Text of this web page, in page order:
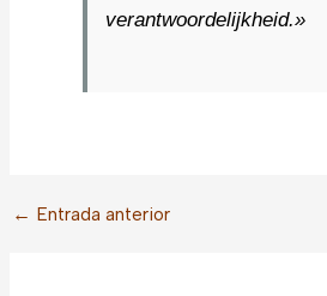
verantwoordelijkheid.»
← Entrada anterior